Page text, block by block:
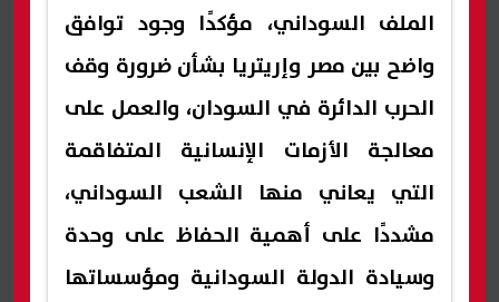
الملف السوداني، مؤكدًا وجود توافق
واضح بين مصر وإريتريا بشأن ضرورة وقف
الحرب الدائرة في السودان، والعمل على
معالجة الأزمات الإنسانية المتفاقمة
التي يعاني منها الشعب السوداني،
مشددًا على أهمية الحفاظ على وحدة
وسيادة الدولة السودانية ومؤسساتها